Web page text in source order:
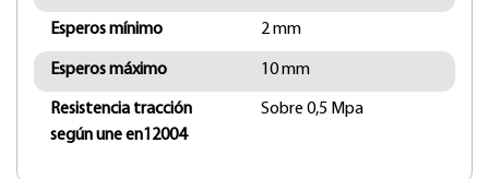
Esperos mínimo 2 mm
Esperos máximo 10 mm
Resistencia tracción
según une en12004
Sobre 0,5 Mpa